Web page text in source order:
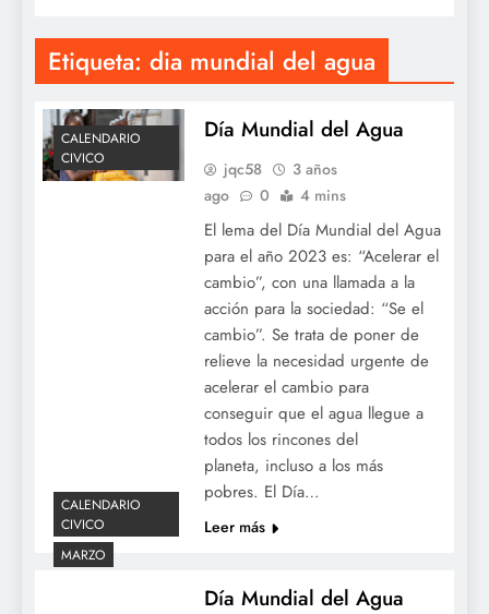
Etiqueta: dia mundial del agua
CALENDARIO
CIVICO
Día Mundial del Agua
jqc58
3 años
ago
0 4 mins
El lema del Día Mundial del Agua
para el año 2023 es: “Acelerar el
cambio”, con una llamada a la
acción para la sociedad: “Se el
cambio”. Se trata de poner de
relieve la necesidad urgente de
acelerar el cambio para
conseguir que el agua llegue a
todos los rincones del
planeta, incluso a los más
pobres. El Día…
Leer más
CALENDARIO
CIVICO
MARZO
Día Mundial del Agua